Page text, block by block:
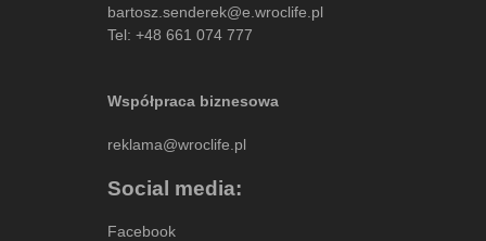
bartosz.senderek@e.wroclife.pl
Tel: +48 661 074 777
Współpraca biznesowa
reklama@wroclife.pl
Social media:
Facebook